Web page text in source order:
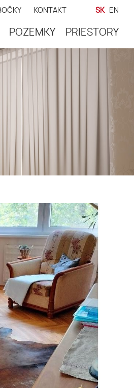
KONTAKT SK EN
POZEMKY PRIESTORY